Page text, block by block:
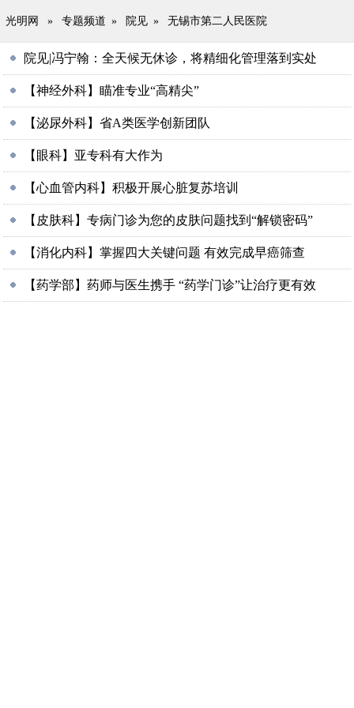
光明网 » 专题频道 » 院见 » 无锡市第二人民医院
院见|冯宁翰：全天候无休诊，将精细化管理落到实处
【神经外科】瞄准专业“高精尖”
【泌尿外科】省A类医学创新团队
【眼科】亚专科有大作为
【心血管内科】积极开展心脏复苏培训
【皮肤科】专病门诊为您的皮肤问题找到“解锁密码”
【消化内科】掌握四大关键问题 有效完成早癌筛查
【药学部】药师与医生携手 “药学门诊”让治疗更有效